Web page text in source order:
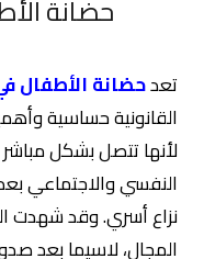
حضانة
تعدحضانة الأطفال
القانونية حساسية
لأنها تتصل بشكل
النفسي والاجتماعي
نزاع أسري. وقد شهدت
المجال، لاسيما بعد